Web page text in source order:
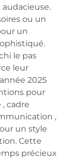
ou un
un
le pas
leur
2025
pour
cadre
,
un style
Cette
précieux